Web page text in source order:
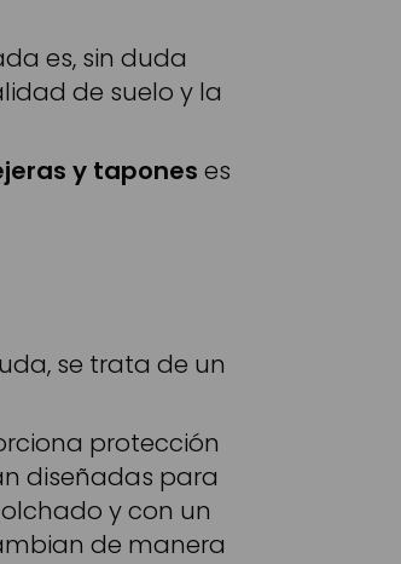
es, sin duda
de suelo y la
y tapones es
se trata de un
protección
diseñadas para
y con un
de manera